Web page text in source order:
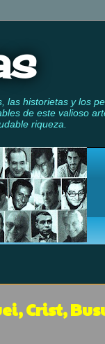
historietas y los
de este valioso
riqueza.
Crist,